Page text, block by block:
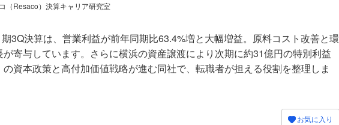
（Resaco）決算キャリア研究室
3Q決算は、営業利益が前年同期比63.4%増と大幅増益。原料コスト改善と環
寄与しています。さらに横浜の資産譲渡により次期に約31億円の特別利益
資本政策と高付加価値戦略が進む同社で、転職者が担える役割を整理しま
お気に入り